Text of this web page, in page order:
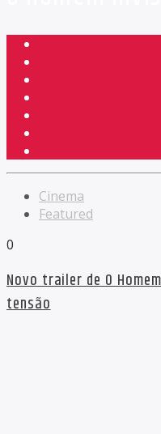
Cinema
Featured
0
Novo trailer de O
tensão